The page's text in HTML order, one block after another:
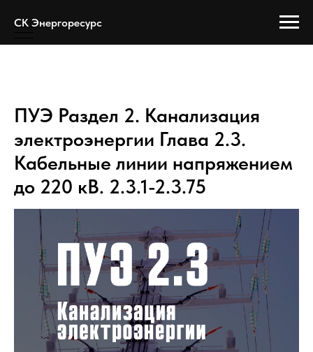
СК Энергоресурс
СК Энергоресурс
ПУЭ Раздел 2. Канализация
электроэнергии Глава 2.3.
Кабельные линии напряжением
до 220 кВ. 2.3.1-2.3.75